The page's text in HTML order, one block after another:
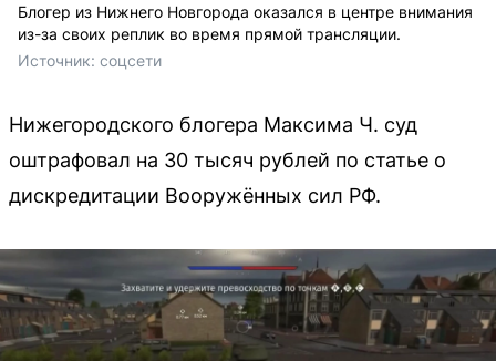
Блогер из Нижнего Новгорода оказался в центре внимания
из-за своих реплик во время прямой трансляции.
Источник: соцсети
Нижегородского блогера Максима Ч. суд
оштрафовал на 30 тысяч рублей по статье о
дискредитации Вооружённых сил РФ.